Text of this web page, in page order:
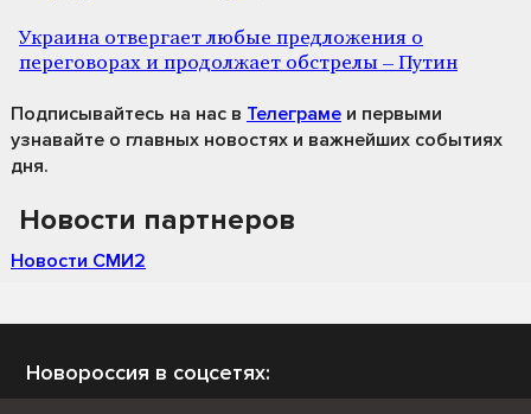
Украина отвергает любые предложения о
переговорах и продолжает обстрелы – Путин
Подписывайтесь на нас в Телеграме и первыми
узнавайте о главных новостях и важнейших событиях
дня.
Новости партнеров
Новости СМИ2
Новороссия в соцсетях: